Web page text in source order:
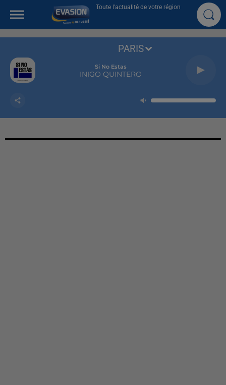
Toute l'actualité de votre région
Si No Estas
INIGO QUINTERO
PARIS